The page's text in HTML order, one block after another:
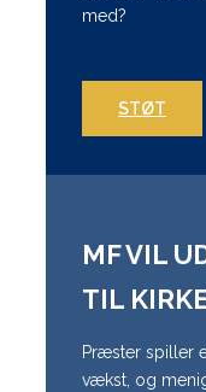
med?
STØT
MF VIL
TIL
Præster spiller
vækst, og